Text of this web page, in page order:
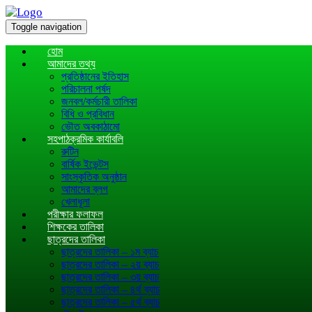
Toggle navigation
হোম
আমাদের তথ্য
প্রতিষ্ঠানের ইতিহাস
পরিচালনা পর্ষদ
জনবল/কর্মচারী তালিকা
বিধি ও প্রবিধান
ভৌত অবকাঠামো
সহপাঠক্রমিক কার্যাবলি
রুটিন
বার্ষিক ইভেন্টস
সাংস্কৃতিক অনুষ্ঠান
আমাদের ব্লগ
খেলাধূলা
পরীক্ষার ফলাফল
শিক্ষকের তালিকা
ছাত্রদের তালিকা
ছাত্রদের তালিকা – ১ম ব্যাচ
ছাত্রদের তালিকা – ২য় ব্যাচ
ছাত্রদের তালিকা – ৩য় ব্যাচ
ছাত্রদের তালিকা – ৪র্থ ব্যাচ
ছাত্রদের তালিকা – ৫র্থ ব্যাচ